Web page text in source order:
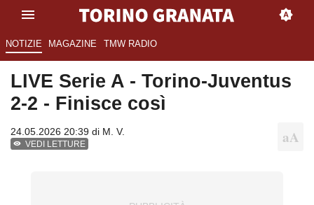
NOTIZIE MAGAZINE TMW RADIO
LIVE Serie A - Torino-Juventus
2-2 - Finisce così
24.05.2026 20:39 di M. V.
VEDI LETTURE